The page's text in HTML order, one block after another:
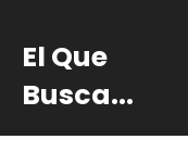
El Que
Busca...